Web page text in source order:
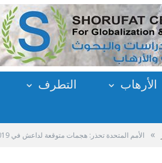
الأرهاب التطرف
» الأمم المتحدة تحذر: هجمات متوقعة لداعش في 2019.. أين ستكون؟